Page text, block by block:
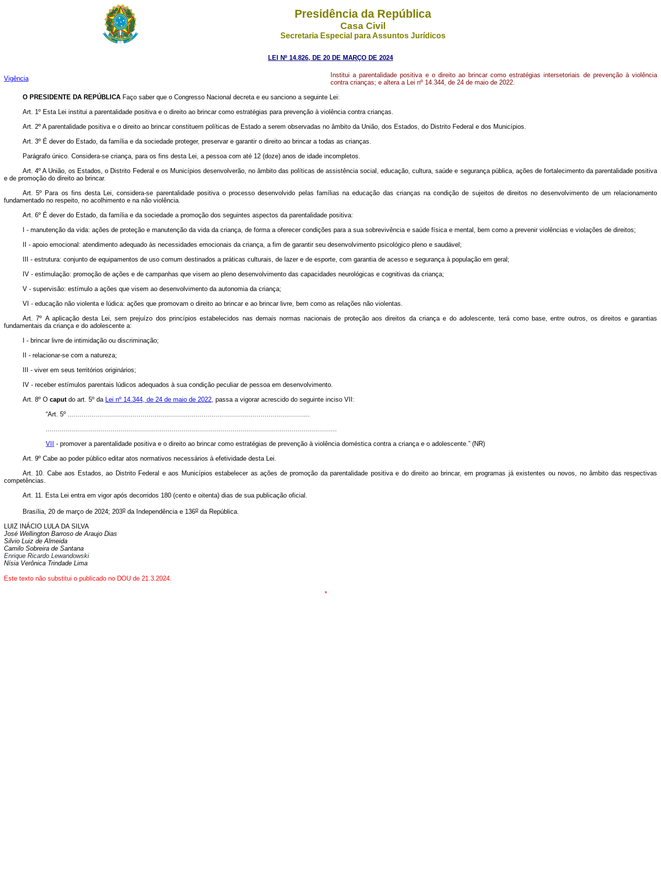
Presidência da República
Casa Civil
Secretaria Especial para Assuntos Jurídicos
LEI Nº 14.826, DE 20 DE MARÇO DE 2024
Vigência
Institui a parentalidade positiva e o direito ao brincar como estratégias intersetoriais de prevenção à violência
contra crianças; e altera a Lei nº 14.344, de 24 de maio de 2022.
O PRESIDENTE DA REPÚBLICA Faço saber que o Congresso Nacional decreta e eu sanciono a seguinte Lei:
Art. 1º Esta Lei institui a parentalidade positiva e o direito ao brincar como estratégias para prevenção à violência contra crianças.
Art. 2º A parentalidade positiva e o direito ao brincar constituem políticas de Estado a serem observadas no âmbito da União, dos Estados, do Distrito Federal e dos Municípios.
Art. 3º É dever do Estado, da família e da sociedade proteger, preservar e garantir o direito ao brincar a todas as crianças.
Parágrafo único. Considera-se criança, para os fins desta Lei, a pessoa com até 12 (doze) anos de idade incompletos.
Art. 4º A União, os Estados, o Distrito Federal e os Municípios desenvolverão, no âmbito das políticas de assistência social, educação, cultura, saúde e segurança pública, ações de fortalecimento da parentalidade positiva
e de promoção do direito ao brincar.
Art. 5º Para os fins desta Lei, considera-se parentalidade positiva o processo desenvolvido pelas famílias na educação das crianças na condição de sujeitos de direitos no desenvolvimento de um relacionamento
fundamentado no respeito, no acolhimento e na não violência.
Art. 6º É dever do Estado, da família e da sociedade a promoção dos seguintes aspectos da parentalidade positiva:
I - manutenção da vida: ações de proteção e manutenção da vida da criança, de forma a oferecer condições para a sua sobrevivência e saúde física e mental, bem como a prevenir violências e violações de direitos;
II - apoio emocional: atendimento adequado às necessidades emocionais da criança, a fim de garantir seu desenvolvimento psicológico pleno e saudável;
III - estrutura: conjunto de equipamentos de uso comum destinados a práticas culturais, de lazer e de esporte, com garantia de acesso e segurança à população em geral;
IV - estimulação: promoção de ações e de campanhas que visem ao pleno desenvolvimento das capacidades neurológicas e cognitivas da criança;
V - supervisão: estímulo a ações que visem ao desenvolvimento da autonomia da criança;
VI - educação não violenta e lúdica: ações que promovam o direito ao brincar e ao brincar livre, bem como as relações não violentas.
Art. 7º A aplicação desta Lei, sem prejuízo dos princípios estabelecidos nas demais normas nacionais de proteção aos direitos da criança e do adolescente, terá como base, entre outros, os direitos e garantias
fundamentais da criança e do adolescente a:
I - brincar livre de intimidação ou discriminação;
II - relacionar-se com a natureza;
III - viver em seus territórios originários;
IV - receber estímulos parentais lúdicos adequados à sua condição peculiar de pessoa em desenvolvimento.
Art. 8º O caputdo art. 5º da Lei nº 14.344, de 24 de maio de 2022, passa a vigorar acrescido do seguinte inciso VII:
“Art. 5º ...........................................................................................................................
....................................................................................................................................................
VII
- promover a parentalidade positiva e o direito ao brincar como estratégias de prevenção à violência doméstica contra a criança e o adolescente.” (NR)
Art. 9º Cabe ao poder público editar atos normativos necessários à efetividade desta Lei.
Art. 10. Cabe aos Estados, ao Distrito Federal e aos Municípios estabelecer as ações de promoção da parentalidade positiva e do direito ao brincar, em programas já existentes ou novos, no âmbito das respectivas
competências.
Art. 11. Esta Lei entra em vigor após decorridos 180 (cento e oitenta) dias de sua publicação oficial.
Brasília, 20 de março de 2024; 203o da Independência e 136o da República.
LUIZ INÁCIO LULA DA SILVA
José Wellington Barroso de Araujo Dias
Silvio Luiz de Almeida
Camilo Sobreira de Santana
Enrique Ricardo Lewandowski
Nísia Verônica Trindade Lima
Este texto não substitui o publicado no DOU de 21.3.2024.
*